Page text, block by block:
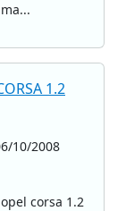
1.2
10/2008
corsa 1.2